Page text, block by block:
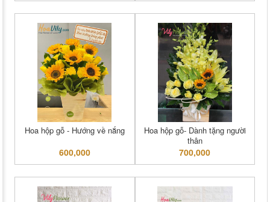
Hoa hộp gỗ - Hướng về nắng
600,000
Hoa hộp gỗ- Dành tặng người
thân
700,000